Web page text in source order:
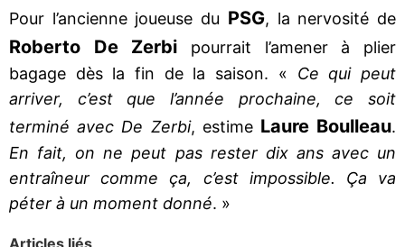
Pour l’ancienne joueuse du PSG, la nervosité de
Roberto De Zerbi pourrait l’amener à plier
bagage dès la fin de la saison. « Ce qui peut
arriver, c’est que l’année prochaine, ce soit
terminé avec De Zerbi, estime Laure Boulleau.
En fait, on ne peut pas rester dix ans avec un
entraîneur comme ça, c’est impossible. Ça va
péter à un moment donné. »
Articles liés